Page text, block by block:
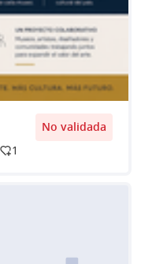
No validada
1